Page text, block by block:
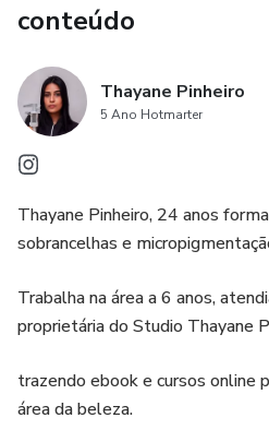
conteúdo
Thayane Pinheiro
5 Ano Hotmarter
Thayane Pinheiro, 24 anos
sobrancelhas e
Trabalha na área a 6 anos,
proprietária do Studio Thayane
trazendo ebook e cursos online
área da beleza.